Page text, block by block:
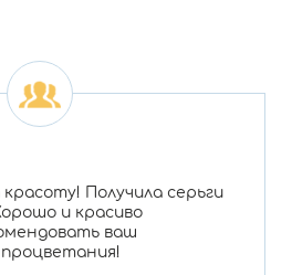
Получила серьги
и красиво
ваш
процветания!